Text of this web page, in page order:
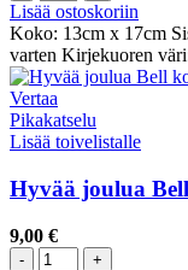
Lisää ostoskoriin
Koko: 13cm x 17cm
varten Kirjekuoren
Vertaa
Pikakatselu
Lisää toivelistalle
Hyvää joulua
9,00 €